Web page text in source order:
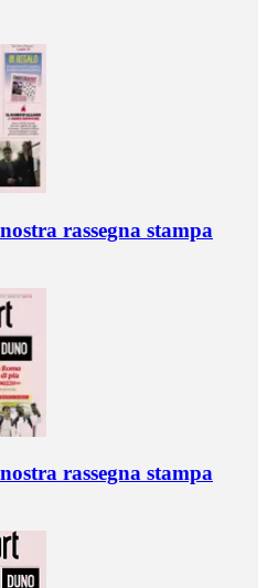
rassegna stampa
rassegna stampa